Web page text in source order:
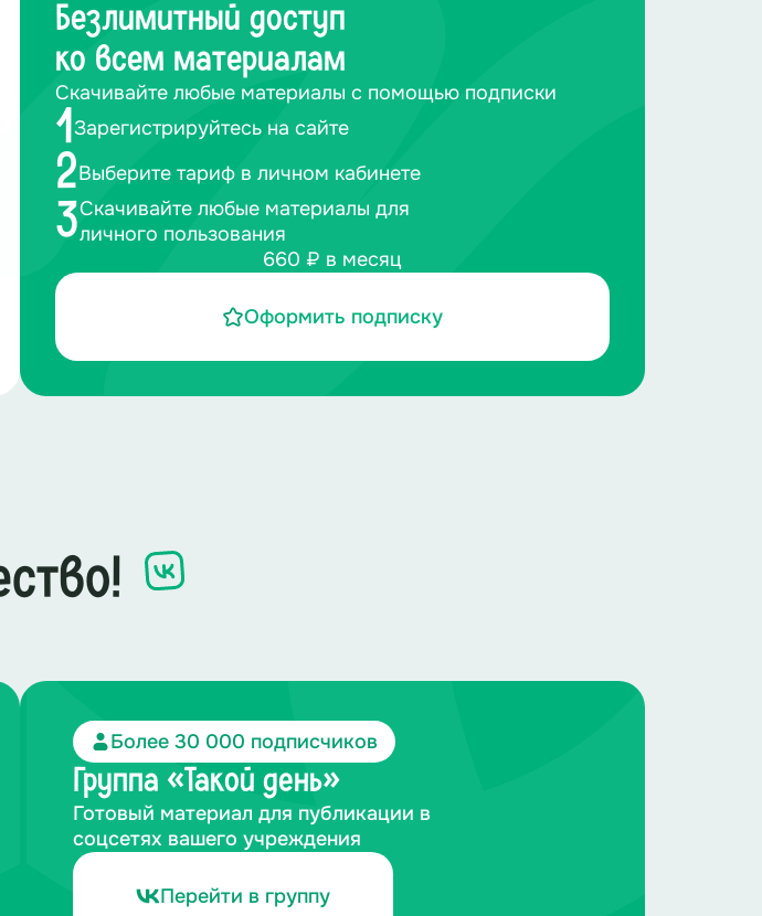
Безлимитный доступ
ко всем материалам
Скачивайте любые материалы с помощью подписки
1Зарегистрируйтесь на сайте
2Выберите тариф в личном кабинете
3Скачивайте любые материалы для
личного пользования
660 ₽ в месяц
Оформить подписку
Более 30 000 подписчиков
Группа «Такой день»
Готовый материал для публикации в
соцсетях вашего учреждения
Перейти в группу